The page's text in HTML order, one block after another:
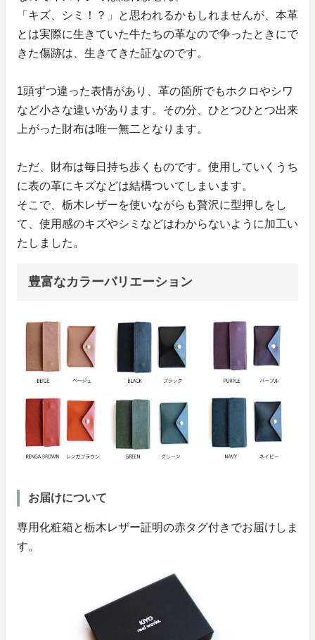
「キズ、シミ！？」と思われるかもしれませんが、本革
とは実際に生きていた牛たちの革なので争ったときにで
きた傷跡は、生きてきた証なのです。
1頭ずつ違った表情があり、革の箇所でもホクロやシワ
など小さな違いがあります。その分、ひとつひとつ出来
上がった財布は唯一無二となります。
ただ、財布は毎日持ち歩くものです。使用していくうち
に表の革にキズなどは結構ついてしまいます。
そこで、栃木レザーを使いながらも贅沢に型押しをし
て、使用感のキズやシミなどはわからないように加工い
たしました。
豊富なカラーバリエーション
お届けについて
専用化粧箱と栃木レザー証明の赤タグ付きでお届けしま
す。